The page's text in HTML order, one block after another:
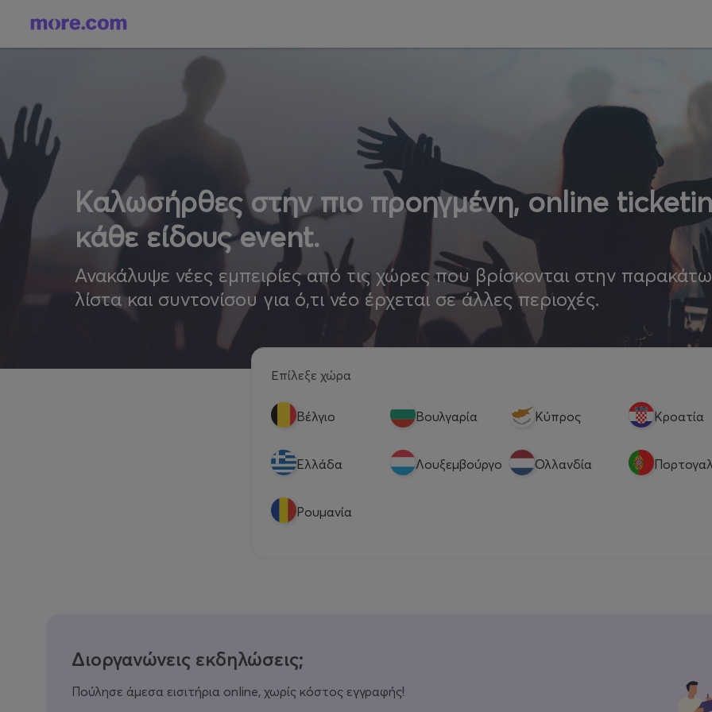
Καλωσήρθες στην πιο προηγμένη, online
κάθε είδους event.
Ανακάλυψε νέες εμπειρίες από τις χώρες που βρίσκονται στην παρακάτω
λίστα και συντονίσου για ό,τι νέο έρχεται σε άλλες περιοχές.
Επίλεξε χώρα
Βέλγιο Βουλγαρία Κύπρος Κροατία
Eλλάδα Λουξεμβούργο Ολλανδία
Ρουμανία
Διοργανώνεις εκδηλώσεις;
Πούλησε άμεσα εισιτήρια online, χωρίς κόστος εγγραφής!